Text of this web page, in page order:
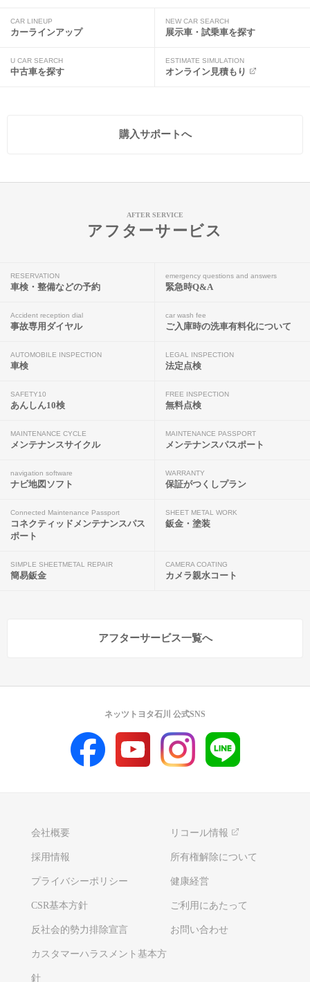
CAR LINEUP
カーラインアップ
NEW CAR SEARCH
展示車・試乗車を探す
U CAR SEARCH
中古車を探す
ESTIMATE SIMULATION
オンライン見積もり
購入サポートへ
AFTER SERVICE
アフターサービス
RESERVATION
車検・整備などの予約
emergency questions and answers
緊急時Q&A
Accident reception dial
事故専用ダイヤル
car wash fee
ご入庫時の洗車有料化について
AUTOMOBILE INSPECTION
車検
LEGAL INSPECTION
法定点検
SAFETY10
あんしん10検
FREE INSPECTION
無料点検
MAINTENANCE CYCLE
メンテナンスサイクル
MAINTENANCE PASSPORT
メンテナンスパスポート
navigation software
ナビ地図ソフト
WARRANTY
保証がつくしプラン
Connected Maintenance Passport
コネクティッドメンテナンスパス
ポート
SHEET METAL WORK
鈑金・塗装
SIMPLE SHEETMETAL REPAIR
簡易鈑金
CAMERA COATING
カメラ親水コート
アフターサービス一覧へ
会社概要 リコール情報
採用情報 所有権解除について
プライバシーポリシー 健康経営
CSR基本方針 ご利用にあたって
反社会的勢力排除宣言 お問い合わせ
カスタマーハラスメント基本方
針
ネッツトヨタ石川 公式SNS